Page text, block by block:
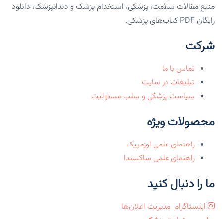
منبع مقالات سلامت، پزشکی، استخدام پزشک و دندانپزشک، دانلود
رایگان PDF کتاب‌های پزشکی.
شرکت
تماس با ما
تبلیغات در سایت
سیاست پزشکی و سلب مسئولیت
محصولات ویژه
راهنمای علمی اوزمپیک
راهنمای علمی ساکسندا
ما را دنبال کنید
اینستاگرام مدیریت اعلان‌ها